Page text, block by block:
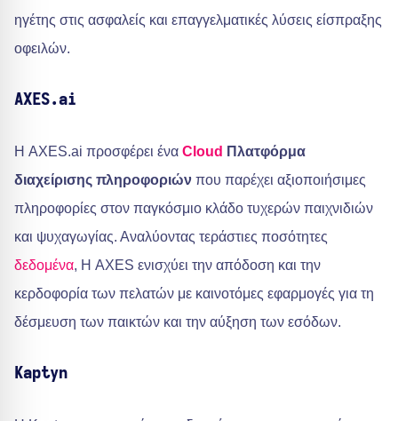
ηγέτης στις ασφαλείς και επαγγελματικές λύσεις είσπραξης
οφειλών.
AXES.ai
Η AXES.ai προσφέρει ένα Cloud Πλατφόρμα
διαχείρισης πληροφοριών που παρέχει αξιοποιήσιμες
πληροφορίες στον παγκόσμιο κλάδο τυχερών παιχνιδιών
και ψυχαγωγίας. Αναλύοντας τεράστιες ποσότητες
δεδομένα, Η AXES ενισχύει την απόδοση και την
κερδοφορία των πελατών με καινοτόμες εφαρμογές για τη
δέσμευση των παικτών και την αύξηση των εσόδων.
Kaptyn